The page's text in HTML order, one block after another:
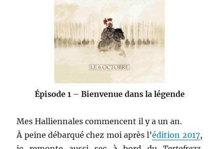
Épisode 1 – Bienvenue dans la légende
Mes Halliennales commencent il y a un an.
À peine débarqué chez moi après l’édition 2017,